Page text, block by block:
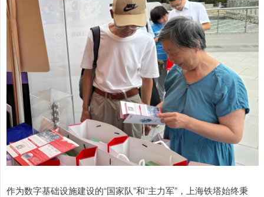
作为数字基础设施建设的“国家队”和“主力军”，上海铁塔始终秉